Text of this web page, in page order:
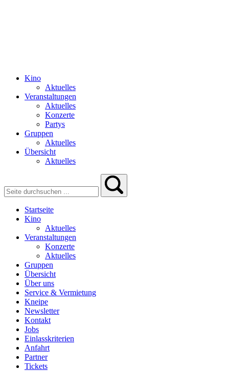
Kino
Aktuelles
Veranstaltungen
Aktuelles
Konzerte
Partys
Gruppen
Aktuelles
Übersicht
Aktuelles
Startseite
Kino
Aktuelles
Veranstaltungen
Konzerte
Aktuelles
Gruppen
Übersicht
Über uns
Service & Vermietung
Kneipe
Newsletter
Kontakt
Jobs
Einlasskriterien
Anfahrt
Partner
Tickets